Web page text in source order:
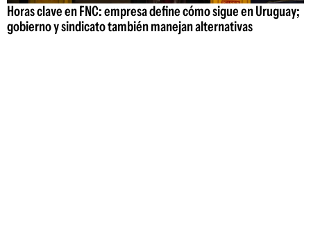
Horas clave en FNC: empresa define cómo sigue en Uruguay;
gobierno y sindicato también manejan alternativas